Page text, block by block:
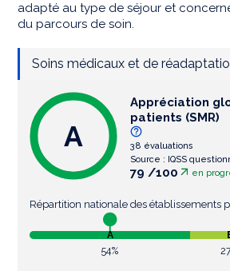
adapté au type de séjour et
du parcours de soin.
Soins médicaux et de
Appréciation
patients (SMR)
38 évaluations
Source : IQSS
79 /100 en
A
Répartition nationale des établissements
A
54%